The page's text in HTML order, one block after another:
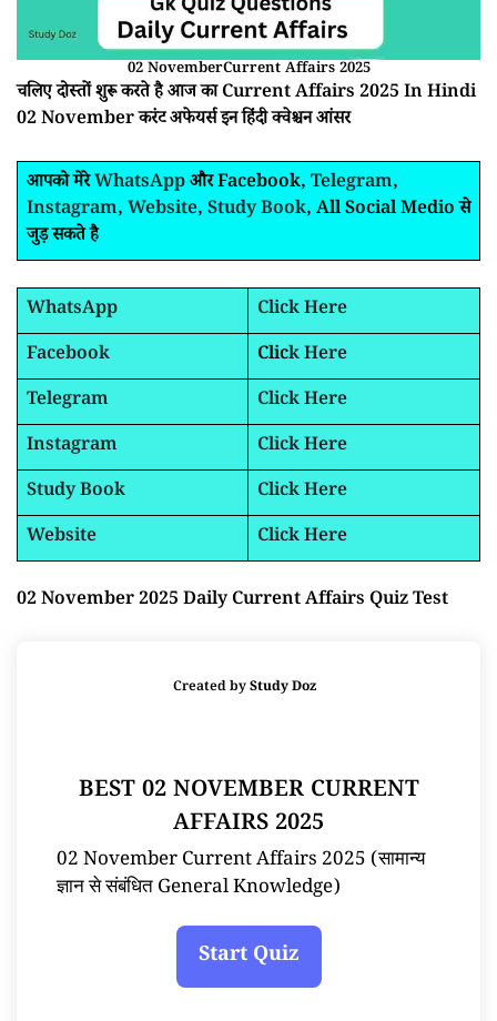
02 NovemberCurrent Affairs 2025
चलिए दोस्तों शुरू करते है आज का Current Affairs 2025 In Hindi
02 November करंट अफेयर्स इन हिंदी क्वेश्चन आंसर
आपको मेरेWhatsAppऔर Facebook, Telegram,
Instagram, Website, Study Book, All Social Medio से
जुड़ सकते है
WhatsApp
Click Here
Facebook
Click Here
Telegram
Click Here
Instagram
Click Here
Study Book
Click Here
Website
Click Here
02 November 2025 Daily Current Affairs Quiz Test
Created byStudy Doz
BEST 02 NOVEMBER CURRENT
AFFAIRS 2025
02 November Current Affairs 2025 (सामान्य
ज्ञान से संबंधित General Knowledge)